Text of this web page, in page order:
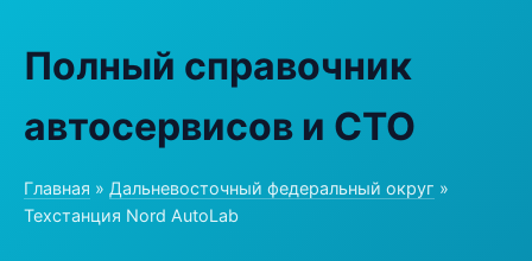
Полный справочник
автосервисов и СТО
Главная » Дальневосточный федеральный округ »
Техстанция Nord AutoLab